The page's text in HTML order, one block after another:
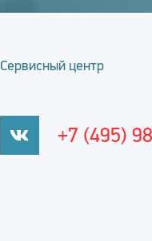
Сервисный центр
+7 (495)